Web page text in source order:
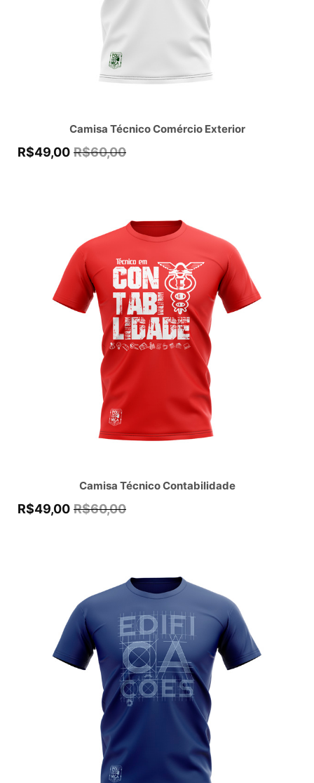
Camisa Técnico Comércio Exterior
R$60,00
R$49,00
Camisa Técnico Contabilidade
R$60,00
R$49,00